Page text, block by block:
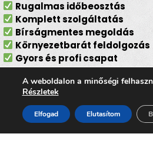
Rugalmas időbeosztás
Komplett szolgáltatás
Bírságmentes megoldás
Környezetbarát feldolgozás
Gyors és profi csapat
Lomtalanítás
választás
A weboldalon a minőségi
Részletek
Elfogad Elutasítom